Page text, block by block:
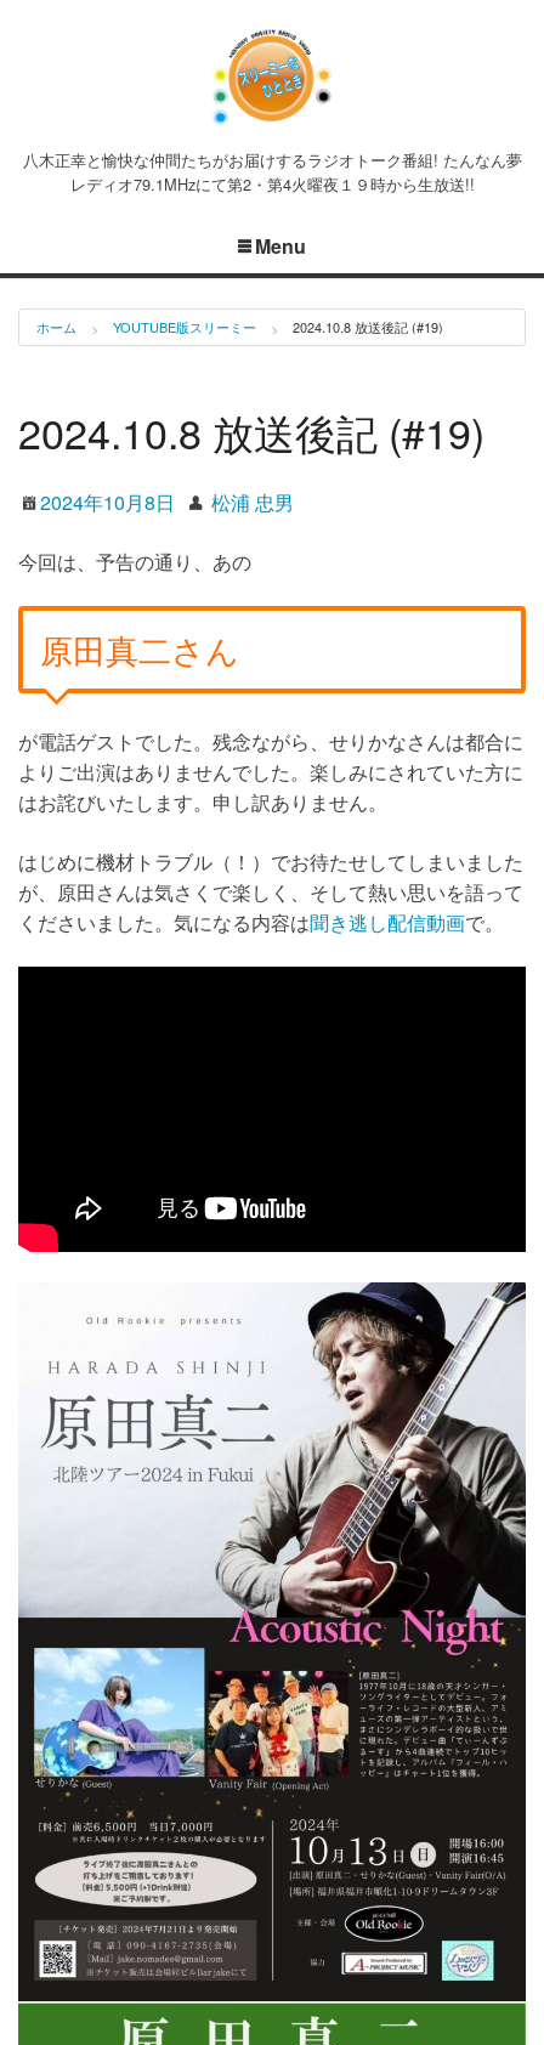
八木正幸と愉快な仲間たちがお届けするラジオトーク番組! たんなん夢
レディオ79.1MHzにて第2・第4火曜夜１９時から生放送!!
Menu
ホーム YOUTUBE版スリーミー 2024.10.8 放送後記 (#19)
2024.10.8 放送後記 (#19)
2024年10月8日 松浦 忠男
今回は、予告の通り、あの
原田真二さん
が電話ゲストでした。残念ながら、せりかなさんは都合に
よりご出演はありませんでした。楽しみにされていた方に
はお詫びいたします。申し訳ありません。
はじめに機材トラブル（！）でお待たせしてしまいました
が、原田さんは気さくで楽しく、そして熱い思いを語って
くださいました。気になる内容は聞き逃し配信動画で。